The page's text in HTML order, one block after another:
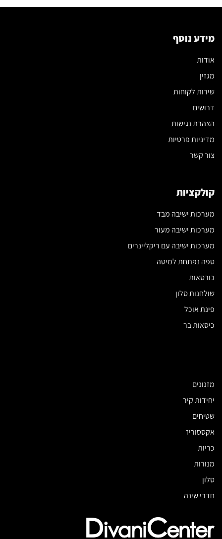
שלכם
מידע נוסף
אודות
מגזין
שירות לקוחות
דרושים
הצהרת נגישות
מדיניות פרטיות
צור קשר
קולקציות
מערכות ישיבה מבד
מערכות ישיבה מעור
מערכות ישיבה עם ריקליינרים
ספה נפתחת למיטה
כורסאות
שולחנות סלון
פינת אוכל
כיסאות בר
מזנונים
יחידות קיר
שטיחים
אקססוריז
כריות
מנורות
סלון
חדרי שינה